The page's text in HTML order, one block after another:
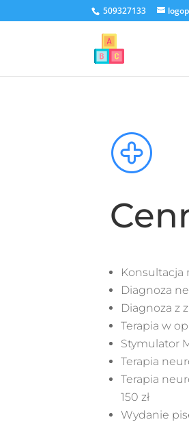
509327133
Konsultacja
Diagnoza
Diagnoza z
Terapia w
Stymulator
Terapia
Terapia
150 zł
Wydanie